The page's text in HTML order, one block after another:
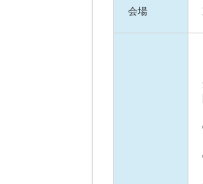
会場